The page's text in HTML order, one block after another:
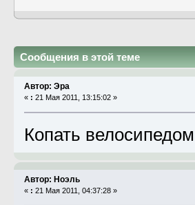
Сообщения в этой теме
Автор: Эра
« : 21 Мая 2011, 13:15:02 »
Копать велосипедом
Автор: Ноэль
« : 21 Мая 2011, 04:37:28 »